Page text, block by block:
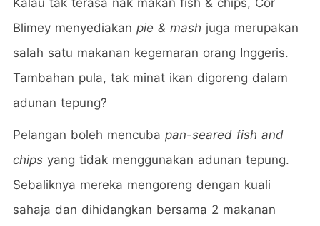
Blimey menyediakan pie & mash juga merupakan
salah satu makanan kegemaran orang Inggeris.
Tambahan pula, tak minat ikan digoreng dalam
adunan tepung?
Pelangan boleh mencuba pan-seared fish and
chips yang tidak menggunakan adunan tepung.
Sebaliknya mereka mengoreng dengan kuali
sahaja dan dihidangkan bersama 2 makanan